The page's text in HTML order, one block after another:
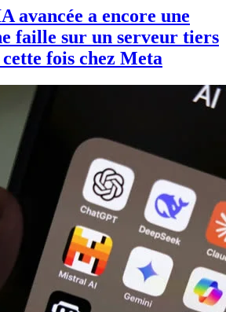
avancée a encore une
faille sur un serveur tiers
fois chez Meta